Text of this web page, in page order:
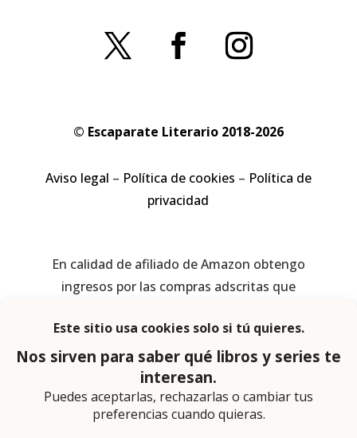
© Escaparate Literario 2018-2026
Aviso legal – Política de cookies – Política de
privacidad
En calidad de afiliado de Amazon obtengo
ingresos por las compras adscritas que
Página web diseñada por